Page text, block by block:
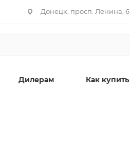
Донецк, просп. Ленина, 6
Дилерам Как купить